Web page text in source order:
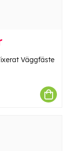
Väggfäste